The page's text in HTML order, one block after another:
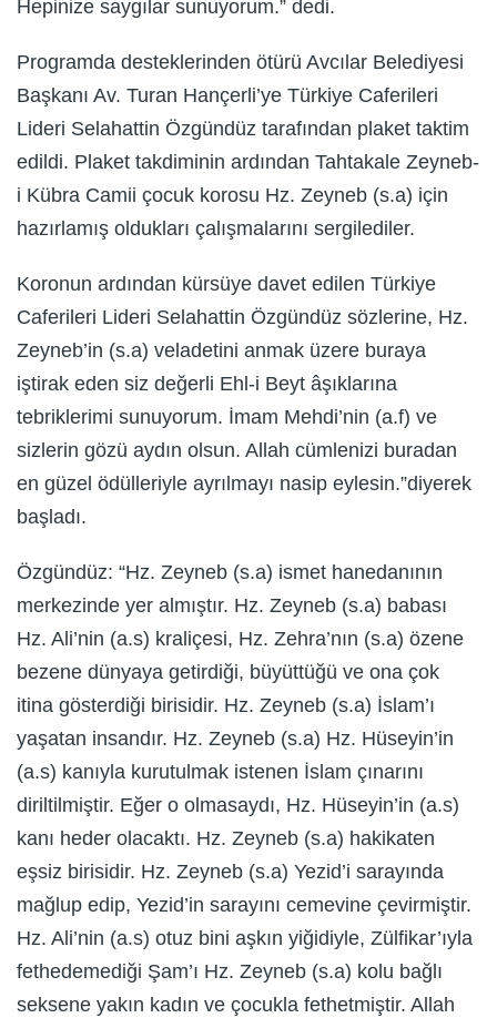
Hepinize saygılar sunuyorum.” dedi.
Programda desteklerinden ötürü Avcılar Belediyesi
Başkanı Av. Turan Hançerli’ye Türkiye Caferileri
Lideri Selahattin Özgündüz tarafından plaket taktim
edildi. Plaket takdiminin ardından Tahtakale Zeyneb-
i Kübra Camii çocuk korosu Hz. Zeyneb (s.a) için
hazırlamış oldukları çalışmalarını sergilediler.
Koronun ardından kürsüye davet edilen Türkiye
Caferileri Lideri Selahattin Özgündüz sözlerine, Hz.
Zeyneb’in (s.a) veladetini anmak üzere buraya
iştirak eden siz değerli Ehl-i Beyt âşıklarına
tebriklerimi sunuyorum. İmam Mehdi’nin (a.f) ve
sizlerin gözü aydın olsun. Allah cümlenizi buradan
en güzel ödülleriyle ayrılmayı nasip eylesin.”diyerek
başladı.
Özgündüz: “Hz. Zeyneb (s.a) ismet hanedanının
merkezinde yer almıştır. Hz. Zeyneb (s.a) babası
Hz. Ali’nin (a.s) kraliçesi, Hz. Zehra’nın (s.a) özene
bezene dünyaya getirdiği, büyüttüğü ve ona çok
itina gösterdiği birisidir. Hz. Zeyneb (s.a) İslam’ı
yaşatan insandır. Hz. Zeyneb (s.a) Hz. Hüseyin’in
(a.s) kanıyla kurutulmak istenen İslam çınarını
diriltilmiştir. Eğer o olmasaydı, Hz. Hüseyin’in (a.s)
kanı heder olacaktı. Hz. Zeyneb (s.a) hakikaten
eşsiz birisidir. Hz. Zeyneb (s.a) Yezid’i sarayında
mağlup edip, Yezid’in sarayını cemevine çevirmiştir.
Hz. Ali’nin (a.s) otuz bini aşkın yiğidiyle, Zülfikar’ıyla
fethedemediği Şam’ı Hz. Zeyneb (s.a) kolu bağlı
seksene yakın kadın ve çocukla fethetmiştir. Allah